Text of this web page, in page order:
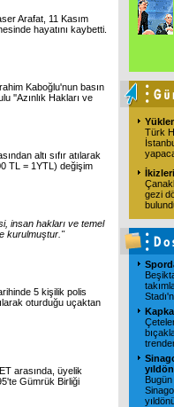
Arafat, 11 Kasım
hayatını kaybetti.
Kaboğlu'nun basın
''Azınlık Hakları ve
altı sıfır atılarak
TL = 1YTL) değişim
insan hakları ve temel
kurulmuştur."
5 kişilik polis
oturduğu uçaktan
arasında, üyelik
Gümrük Birliği
Türk
İkizleri
gezi
Bugün